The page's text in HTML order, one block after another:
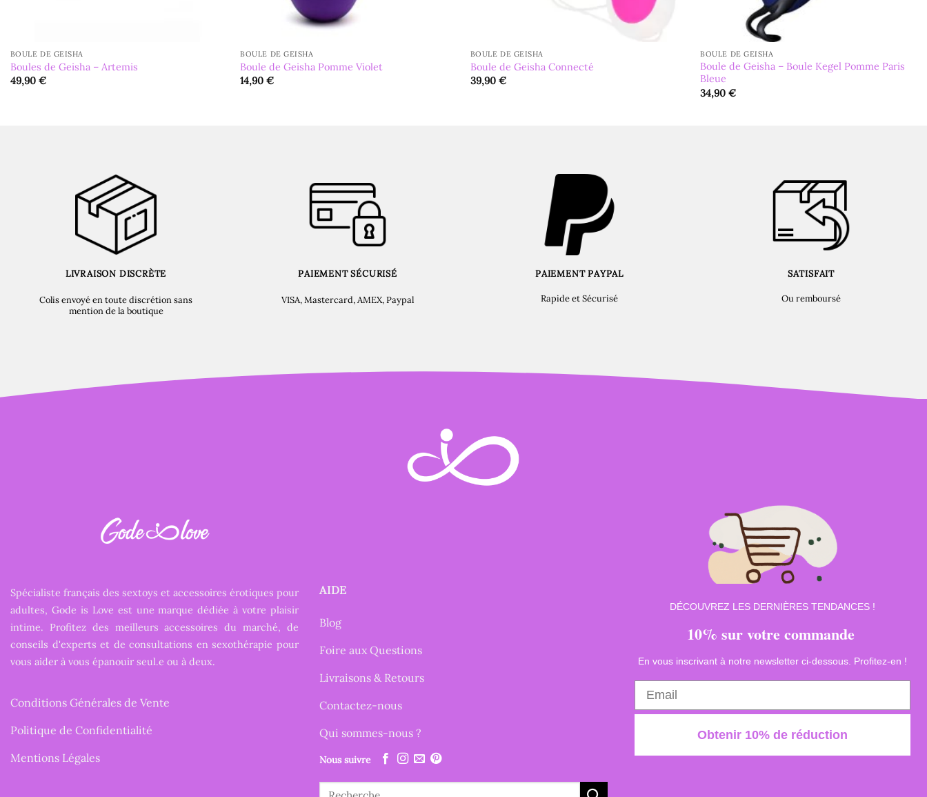
BOULE DE GEISHA
Boules de Geisha – Artemis
49,90 €
BOULE DE GEISHA
Boule de Geisha Pomme Violet
14,90€
BOULE DE GEISHA
Boule de Geisha Connecté
39,90 €
BOULE DE GEISHA
Boule de Geisha – Boule Kegel Pomme Paris
Bleue
34,90€
LIVRAISON DISCRÈTE
Colis envoyé en toute discrétion sans
mention de la boutique
PAIEMENT SÉCURISÉ
VISA, Mastercard, AMEX, Paypal
PAIEMENT PAYPAL
Rapide et Sécurisé
SATISFAIT
Ou remboursé
Spécialiste français des sextoys et accessoires érotiques pour
adultes, Gode is Love est une marque dédiée à votre plaisir
intime. Profitez des meilleurs accessoires du marché, de
conseils d'experts et de consultations en sexothérapie pour
vous aider à vous épanouir seul.e ou à deux.
Conditions Générales de Vente
Politique de Confidentialité
Mentions Légales
AIDE
Blog
Foire aux Questions
Livraisons & Retours
Contactez-nous
Qui sommes-nous ?
Nous suivre
Recherche
DÉCOUVREZ LES DERNIÈRES TENDANCES !
10% sur votre commande
En vous inscrivant à notre newsletter ci-dessous. Profitez-en !
Obtenir 10% de réduction